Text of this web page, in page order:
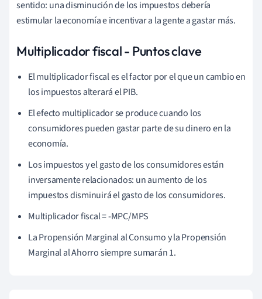
gein Taxes×TaxMultiplier$40Billion=ChangeinTa
Divide bothsidesby(-4):–$10bill io n=ChangeinTaxe s
sentido: una disminución de los impuestos debería
estimular la economía e incentivar a la gente a gastar más.
Multiplicador fiscal - Puntos clave
El multiplicador fiscal es el factor por el que un cambio en
los impuestos alterará el PIB.
El efecto multiplicador se produce cuando los
consumidores pueden gastar parte de su dinero en la
economía.
Los impuestos y el gasto de los consumidores están
inversamente relacionados: un aumento de los
impuestos disminuirá el gasto de los consumidores.
Multiplicador fiscal = -MPC/MPS
La Propensión Marginal al Consumo y la Propensión
Marginal al Ahorro siempre sumarán 1.